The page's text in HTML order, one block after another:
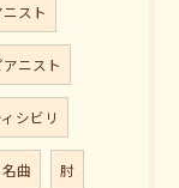
スト
ニスト
シビリ
曲 肘